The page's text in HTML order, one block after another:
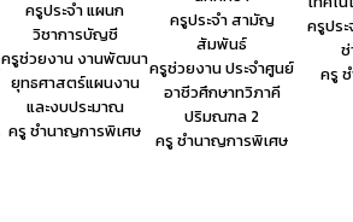
ครูประจำ แผนก
วิชาการบัญชี
ครูช่วยงาน งานพัฒนา
ยุทธศาสตร์แผนงาน
และงบประมาณ
ครู ชำนาญการพิเศษ
ครูประจำ สามัญ
สัมพันธ์
ครูช่วยงาน ประจำศูนย์
อาชีวศึกษาทวิภาคี
ปริมณฑล 2
ครู ชำนาญการพิเศษ
ครูปร
ครู